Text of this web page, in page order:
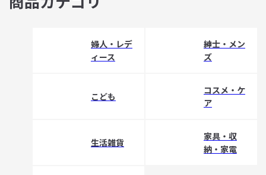
婦人・レデ
ィース
紳士・メン
ズ
こども
コスメ・ケ
ア
生活雑貨
家具・収
納・家電